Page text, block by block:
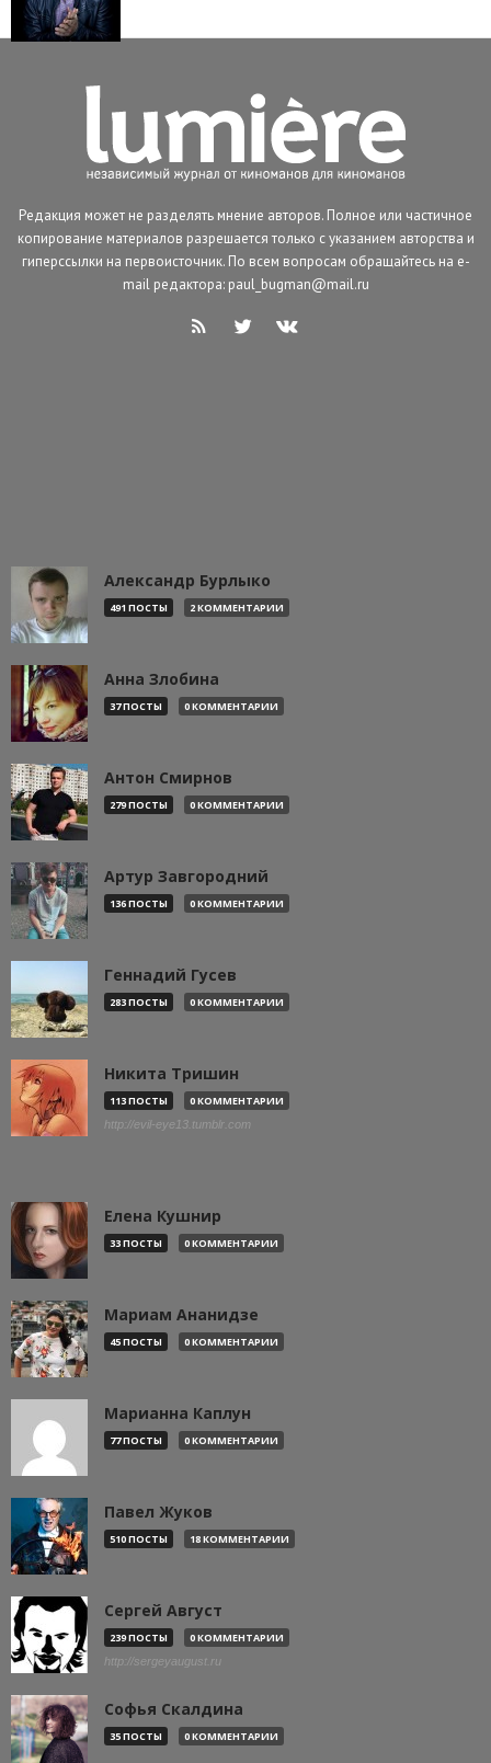
Редакция может не разделять мнение авторов. Полное или частичное
копирование материалов разрешается только с указанием авторства и
гиперссылки на первоисточник. По всем вопросам обращайтесь на e-
mail редактора: paul_bugman@mail.ru
Александр Бурлыко
491 ПОСТЫ 2 КОММЕНТАРИИ
Анна Злобина
37 ПОСТЫ 0 КОММЕНТАРИИ
Антон Смирнов
279 ПОСТЫ 0 КОММЕНТАРИИ
Артур Завгородний
136 ПОСТЫ 0 КОММЕНТАРИИ
Геннадий Гусев
283 ПОСТЫ 0 КОММЕНТАРИИ
Никита Тришин
113 ПОСТЫ 0 КОММЕНТАРИИ
http://evil-eye13.tumblr.com
Елена Кушнир
33 ПОСТЫ 0 КОММЕНТАРИИ
Мариам Ананидзе
45 ПОСТЫ 0 КОММЕНТАРИИ
Марианна Каплун
77 ПОСТЫ 0 КОММЕНТАРИИ
Павел Жуков
510 ПОСТЫ 18 КОММЕНТАРИИ
Сергей Август
239 ПОСТЫ 0 КОММЕНТАРИИ
http://sergeyaugust.ru
Софья Скалдина
35 ПОСТЫ 0 КОММЕНТАРИИ